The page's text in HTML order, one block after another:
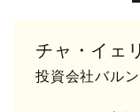
チャ・イェ
投資会社バル